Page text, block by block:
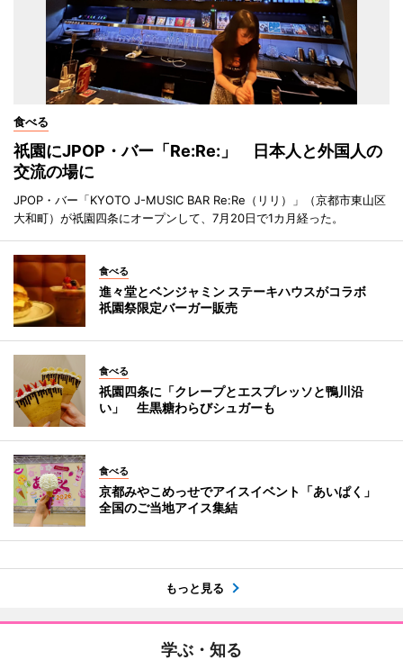
食べる
祇園にJPOP・バー「Re:Re:」 日本人と外国人の
交流の場に
JPOP・バー「KYOTO J-MUSIC BAR Re:Re（リリ）」（京都市東山区
大和町）が祇園四条にオープンして、7月20日で1カ月経った。
食べる
進々堂とベンジャミン ステーキハウスがコラボ
祇園祭限定バーガー販売
食べる
祇園四条に「クレープとエスプレッソと鴨川沿
い」 生黒糖わらびシュガーも
食べる
京都みやこめっせでアイスイベント「あいぱく」
全国のご当地アイス集結
もっと見る
学ぶ・知る